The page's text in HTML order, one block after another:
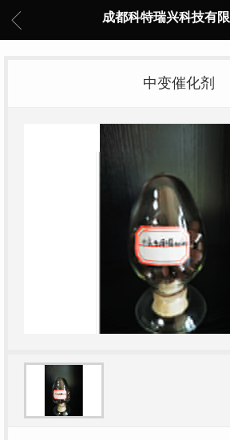
成都科特瑞兴科技有
中变催化剂